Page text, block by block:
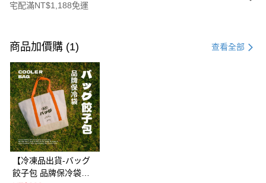
宅配滿NT$1,188免運
信用卡一次付款
LINE Pay
Apple Pay
街口支付
悠遊付
Google Pay
貨到付款
商品加價購 (1) 查看全部
【冷凍品出貨-バッグ
餃子包 品牌保冷袋】